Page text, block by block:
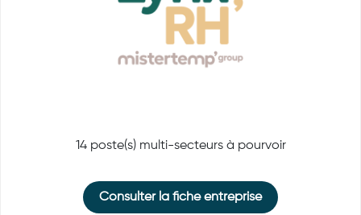
14 poste(s) multi-secteurs à pourvoir
Consulter la fiche entreprise